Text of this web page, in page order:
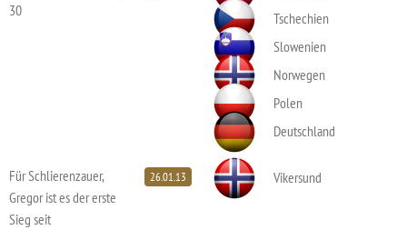
30
Tschechien
Slowenien
Norwegen
Polen
Deutschland
Für Schlierenzauer,
Gregor ist es der erste
Sieg seit
26.01.13 Vikersund